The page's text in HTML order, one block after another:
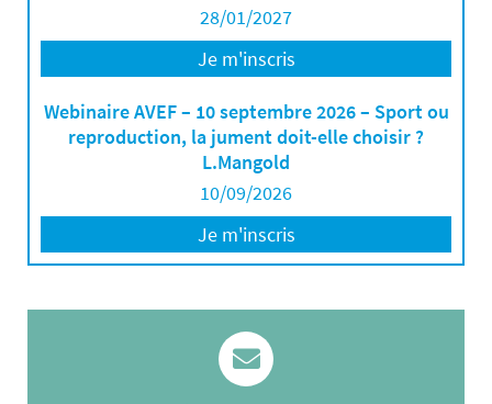
28/01/2027
Je m'inscris
Webinaire AVEF – 10 septembre 2026 – Sport ou
reproduction, la jument doit-elle choisir ?
L.Mangold
10/09/2026
Je m'inscris